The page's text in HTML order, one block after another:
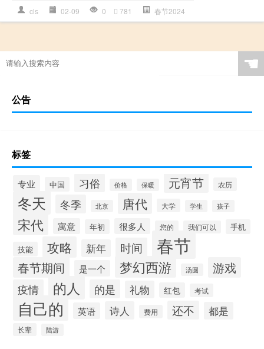
cls 02-09 0 781 春节2024
☚
公告
标签
专业 中国 习俗 价格 保暖 元宵节 农历
冬天 冬季 北京 唐代 大学 学生 孩子
宋代 寓意 年初 很多人 您的 我们可以
手机
技能
攻略 新年 时间 春节
春节期间 是一个 梦幻西游 汤圆 游戏
疫情 的人 的是 礼物 红包 考试
自己的 英语 诗人 费用 还不 都是
长辈 陆游